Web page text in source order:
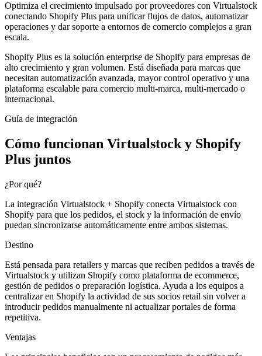
Optimiza el crecimiento impulsado por proveedores con Virtualstock
conectando Shopify Plus para unificar flujos de datos, automatizar
operaciones y dar soporte a entornos de comercio complejos a gran
escala.
Shopify Plus es la solución enterprise de Shopify para empresas de
alto crecimiento y gran volumen. Está diseñada para marcas que
necesitan automatización avanzada, mayor control operativo y una
plataforma escalable para comercio multi-marca, multi-mercado o
internacional.
Guía de integración
Cómo funcionan Virtualstock y Shopify
Plus juntos
¿Por qué?
La integración Virtualstock + Shopify conecta Virtualstock con
Shopify para que los pedidos, el stock y la información de envío
puedan sincronizarse automáticamente entre ambos sistemas.
Destino
Está pensada para retailers y marcas que reciben pedidos a través de
Virtualstock y utilizan Shopify como plataforma de ecommerce,
gestión de pedidos o preparación logística. Ayuda a los equipos a
centralizar en Shopify la actividad de sus socios retail sin volver a
introducir pedidos manualmente ni actualizar portales de forma
repetitiva.
Ventajas